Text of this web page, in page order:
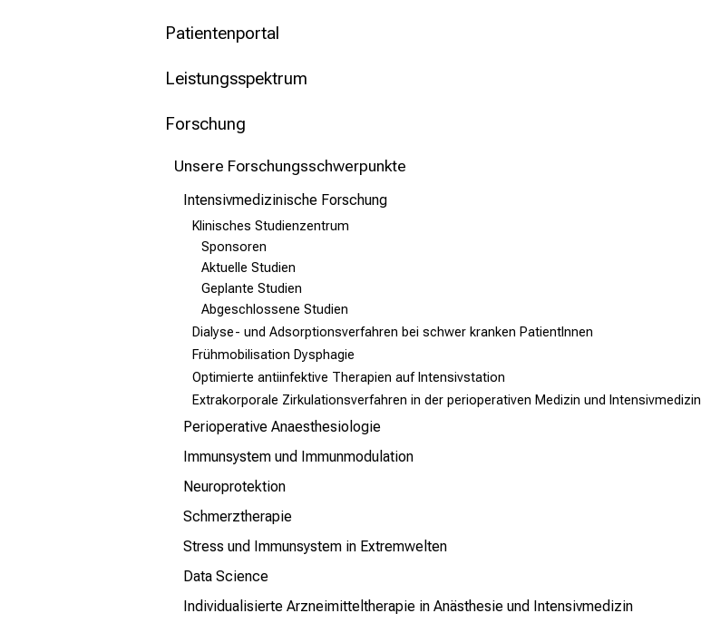
Patientenportal
Leistungsspektrum
Forschung
Unsere Forschungsschwerpunkte
Intensivmedizinische Forschung
Klinisches Studienzentrum
Sponsoren
Aktuelle Studien
Geplante Studien
Abgeschlossene Studien
Dialyse- und Adsorptionsverfahren bei schwer kranken PatientInnen
Frühmobilisation Dysphagie
Optimierte antiinfektive Therapien auf Intensivstation
Extrakorporale Zirkulationsverfahren in der perioperativen Medizin und Intensivmedizin
Perioperative Anaesthesiologie
Immunsystem und Immunmodulation
Neuroprotektion
Schmerztherapie
Stress und Immunsystem in Extremwelten
Data Science
Individualisierte Arzneimitteltherapie in Anästhesie und Intensivmedizin